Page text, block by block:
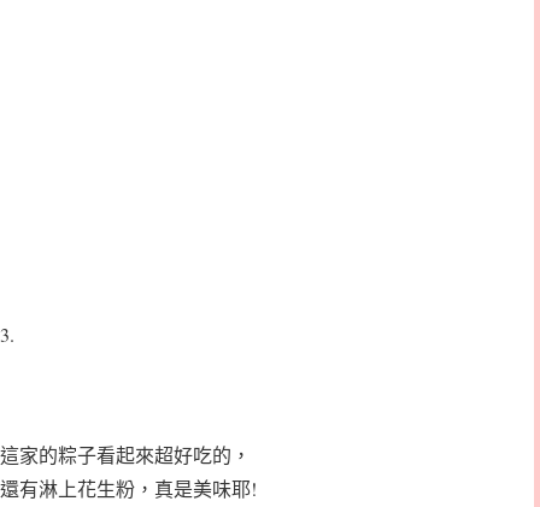
3.
這家的粽子看起來超好吃的，
還有淋上花生粉，真是美味耶!